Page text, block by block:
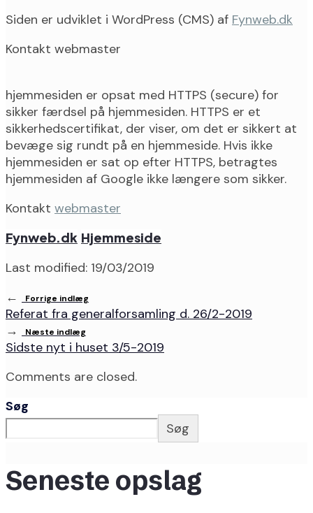
Siden er udviklet i WordPress (CMS) af Fynweb.dk
Kontakt webmaster
hjemmesiden er opsat med HTTPS (secure) for
sikker færdsel på hjemmesiden. HTTPS er et
sikkerhedscertifikat, der viser, om det er sikkert at
bevæge sig rundt på en hjemmeside. Hvis ikke
hjemmesiden er sat op efter HTTPS, betragtes
hjemmesiden af Google ikke længere som sikker.
Kontakt webmaster
Fynweb.dk Hjemmeside
Last modified: 19/03/2019
←
Forrige indlæg
Referat fra generalforsamling d. 26/2-2019
→
Næste indlæg
Sidste nyt i huset 3/5-2019
Comments are closed.
Søg
Søg
Seneste opslag